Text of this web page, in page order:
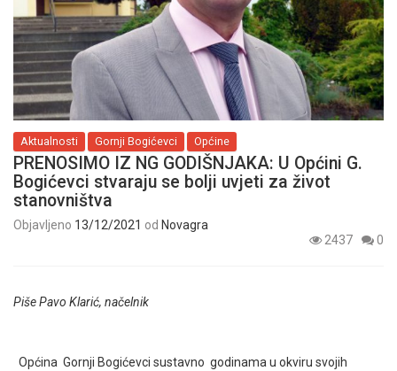
Aktualnosti Gornji Bogićevci Općine
PRENOSIMO IZ NG GODIŠNJAKA: U Općini G.
Bogićevci stvaraju se bolji uvjeti za život
stanovništva
Objavljeno 13/12/2021 od Novagra
2437
0
Piše Pavo Klarić, načelnik
Općina Gornji Bogićevci sustavno godinama u okviru svojih